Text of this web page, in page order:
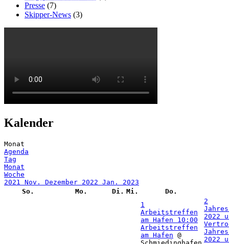
Presse (7)
Skipper-News (3)
Kalender
Monat
Agenda
Tag
Monat
Woche
2021 Nov. Dezember 2022 Jan. 2023
So.
Mo. Di. Mi.
Do.
1
Arbeitstreffen
am Hafen 10:00
Arbeitstreffen
am Hafen @
2
2022
2022